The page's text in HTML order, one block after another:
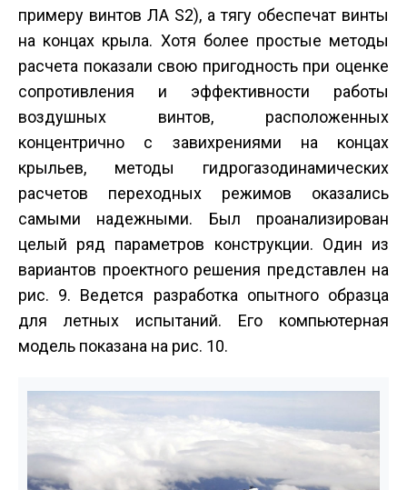
примеру винтов ЛА S2), а тягу обеспечат винты
на концах крыла. Хотя более простые методы
расчета показали свою пригодность при оценке
сопротивления и эффективности работы
воздушных винтов, расположенных
концентрично с завихрениями на концах
крыльев, методы гидрогазодинамических
расчетов переходных режимов оказались
самыми надежными. Был проанализирован
целый ряд параметров конструкции. Один из
вариантов проектного решения представлен на
рис. 9. Ведется разработка опытного образца
для летных испытаний. Его компьютерная
модель показана на рис. 10.